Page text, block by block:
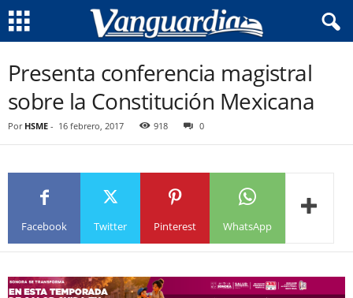
Presenta conferencia magistral
sobre la Constitución Mexicana
Por HSME - 16 febrero, 2017 918 0
Facebook Twitter Pinterest WhatsApp